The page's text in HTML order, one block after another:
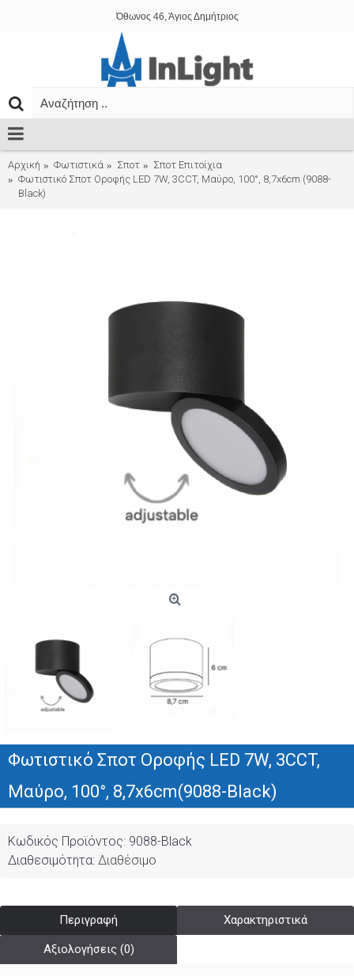
Όθωνος 46, Άγιος Δημήτριος
Αρχική Φωτιστικά Σποτ
Σποτ Επιτοίχια
Φωτιστικό Σποτ Οροφής LED 7W, 3CCT, Μαύρο, 100°, 8,7x6cm (9088-
Black)
Φωτιστικό Σποτ Οροφής LED 7W, 3CCT,
Μαύρο, 100°, 8,7x6cm(9088-Black)
Κωδικός Προϊόντος: 9088-Black
Διαθεσιμότητα: Διαθέσιμο
Περιγραφή Χαρακτηριστικά
Αξιολογήσεις (0)